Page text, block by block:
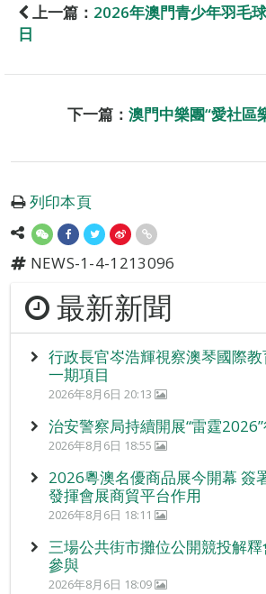
上一篇： 2026年澳門青少年羽毛
日
下一篇： 澳門中樂團“愛社區
列印本頁
NEWS-1-4-1213096
最新新聞
行政長官岑浩輝視察澳琴國際
一期項目
2026年8月6日 20:13
治安警察局持續開展“雷霆
2026年8月6日 18:55
2026粵澳名優商品展今開幕 簽
發揮會展商貿平台作用
2026年8月6日 18:11
三場公共街市攤位公開競投解
參與
2026年8月6日 18:09